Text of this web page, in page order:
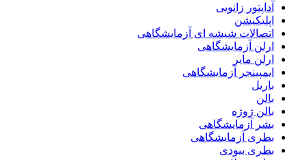
آداپتور زانویی
اپلیکیشن
اتصالات شیشه ای آزمایشگاهی
ارلن آزمایشگاهی
ارلن مایر
ایمپینجر آزمایشگاهی
باریل
بالن
بالن ژوژه
بشر آزمایشگاهی
بطری آزمایشگاهی
بطری بیودی